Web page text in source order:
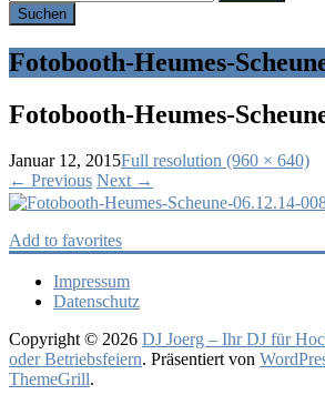
Fotobooth-Heumes-
Fotobooth-Heumes-
Januar 12, 2015Full resolution (960 × 640)
← Previous Next →
Add to favorites
Impressum
Datenschutz
Copyright © 2026 DJ Joerg – Ihr DJ für
oder Betriebsfeiern. Präsentiert von
ThemeGrill.